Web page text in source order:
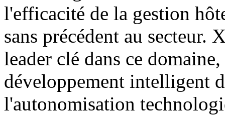
l'efficacité de la gestion
sans précédent au secteur.
leader clé dans ce
développement intelligent
l'autonomisation